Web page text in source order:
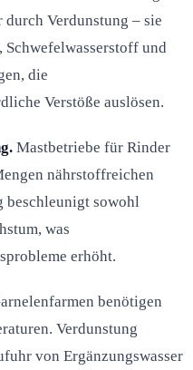
Verdunstung – sie
Schwefelwasserstoff und
die
Verstöße auslösen.
Mastbetriebe für Rinder
nährstoffreichen
beschleunigt sowohl
was
erhöht.
benötigen
Verdunstung
von Ergänzungswasser